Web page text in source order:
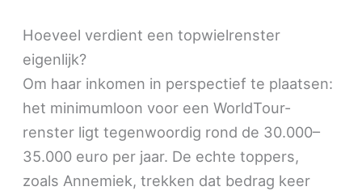
Hoeveel verdient een topwielrenster
eigenlijk?
Om haar inkomen in perspectief te plaatsen:
het minimumloon voor een WorldTour-
renster ligt tegenwoordig rond de 30.000–
35.000 euro per jaar. De echte toppers,
zoals Annemiek, trekken dat bedrag keer